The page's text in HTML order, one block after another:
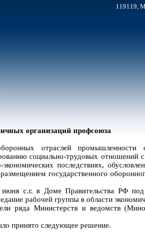
119119,
организаций профсоюза
отраслей промышленности
социально-трудовых отношений
последствиях,
государственного
с.г. в Доме Правительства РФ под
рабочей группы в области
ряда Министерств и ведомств
принято следующее решение.